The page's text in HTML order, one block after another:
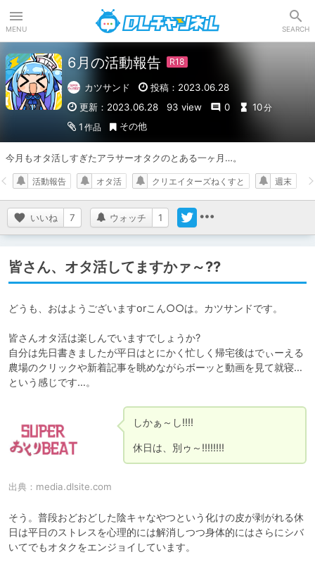
MENU SEARCH
6月の活動報告
カツサンド
投稿：2023.06.28
更新：2023.06.28
93 view 0 10分
1 作品 その他
今月もオタ活しすぎたアラサーオタクのとある一ヶ月…。
いいね 7 ウォッチ 1
活動報告 オタ活 クリエイターズねくすと 週末
皆さん、オタ活してますかァ～??
どうも、おはようございますorこん○○は。カツサンドです。
皆さんオタ活は楽しんでいますでしょうか?
自分は先日書きましたが平日はとにかく忙しく帰宅後はでぃーえる
農場のクリックや新着記事を眺めながらボーッと動画を見て就寝…
という感じです…。
出典： media.dlsite.com
しかぁ～し!!!!
休日は、別ゥ～!!!!!!!!
そう。普段おどおどした陰キャなやつという化けの皮が剥がれる休
日は平日のストレスを心理的には解消しつつ身体的にはさらにシバ
いてでもオタクをエンジョイしています。